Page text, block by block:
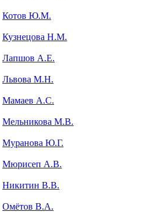
Котов Ю.М.
Кузнецова Н.М.
Лапшов А.Е.
Львова М.Н.
Мамаев А.С.
Мельникова М.В.
Муранова Ю.Г.
Мюрисеп А.В.
Никитин В.В.
Омётов В.А.